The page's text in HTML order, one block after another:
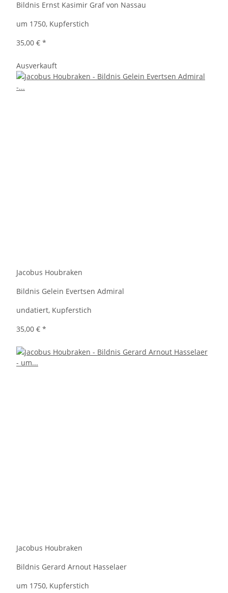
Bildnis Ernst Kasimir Graf von Nassau
um 1750, Kupferstich
35,00 € *
Ausverkauft
Jacobus Houbraken
Bildnis Gelein Evertsen Admiral
undatiert, Kupferstich
35,00 € *
Jacobus Houbraken
Bildnis Gerard Arnout Hasselaer
um 1750, Kupferstich